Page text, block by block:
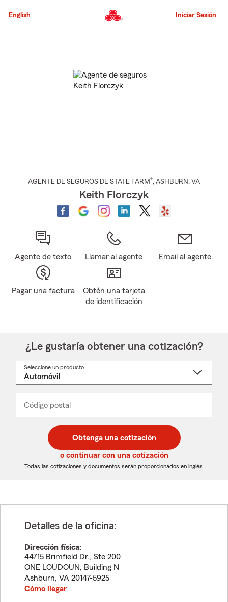
al
principal
English Iniciar Sesión
AGENTE DE SEGUROS DE STATE FARM®, ASHBURN , VA
Keith Florczyk
Agente de texto Llamar al agente Email al agente
Pagar una factura
Obtén una tarjeta
de identificación
¿Le gustaría obtener una cotización?
Seleccione un producto
desplegable
Código postal
de
5
dígitos
de
5
dígitos
_____
Obtenga una cotización
o continuar con una cotización
Todas las cotizaciones y documentos serán proporcionados en inglés.
Detalles de la oficina:
Dirección física:
44715 Brimfield Dr., Ste 200
ONE LOUDOUN, Building N
Ashburn, VA 20147-5925
Cómo llegar